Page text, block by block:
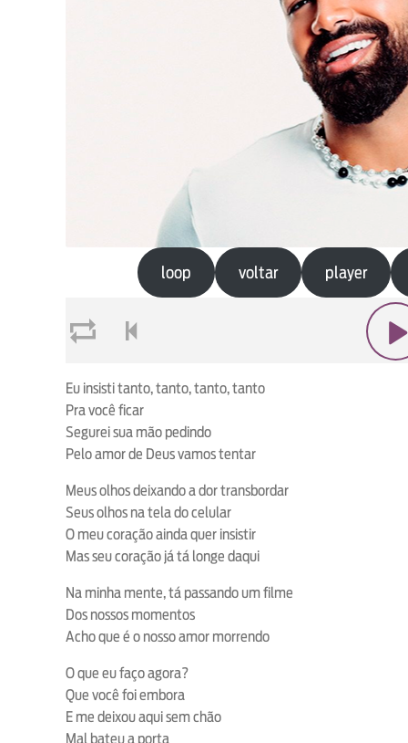
loop voltar player
Eu insisti tanto, tanto, tanto, tanto
Pra você ficar
Segurei sua mão pedindo
Pelo amor de Deus vamos tentar
Meus olhos deixando a dor transbordar
Seus olhos na tela do celular
O meu coração ainda quer insistir
Mas seu coração já tá longe daqui
Na minha mente, tá passando um filme
Dos nossos momentos
Acho que é o nosso amor morrendo
O que eu faço agora?
Que você foi embora
E me deixou aqui sem chão
Mal bateu a porta